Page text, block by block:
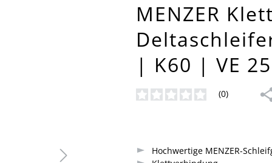
MENZER
| K60 | VE
(0)
Hochwertige MENZER-